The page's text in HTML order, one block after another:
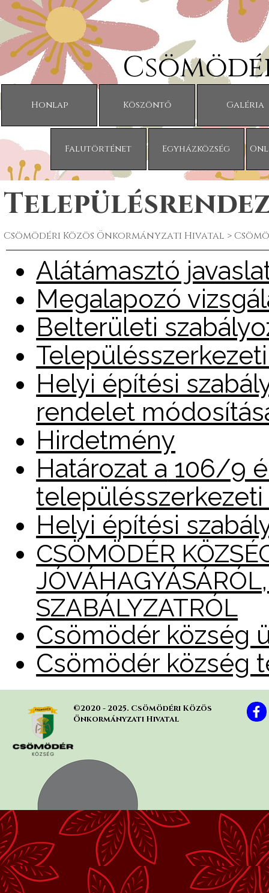
Tartalomhoz ugrás
Honlap Köszöntő Galéria
Falutörténet Egyházközség
Csömödéri Közös Önkormányzati Hivatal >
Alátámasztó
Megalapozó
Belterületi
Helyi építési
rendelet
Hirdetmény
Határozat a 106/9
Helyi építési
CSÖMÖDÉR
SZABÁLYZATRÓL
Csömödér község
Csömödér község
©2020 - 2025. Csömödéri Közös
Önkormányzati Hivatal
Vissza a tartalomhoz